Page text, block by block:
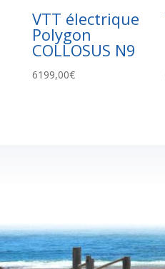
VTT électrique
Polygon
COLLOSUS N9
6199,00€